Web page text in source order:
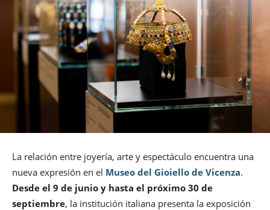
La relación entre joyería, arte y espectáculo encuentra una
nueva expresión en el Museo del Gioiello de Vicenza.
Desde el 9 de junio y hasta el próximo 30 de
septiembre, la institución italiana presenta la exposición